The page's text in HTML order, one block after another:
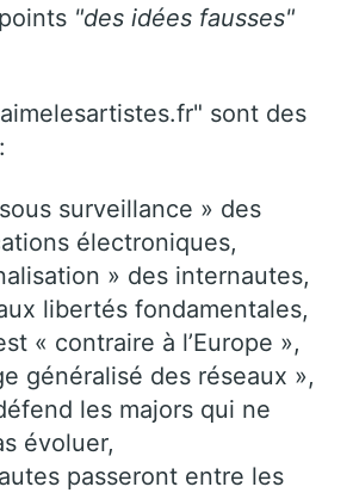
"des idées fausses"
sont des
surveillance » des
électroniques,
» des internautes,
libertés fondamentales,
« contraire à l’Europe »,
généralisé des réseaux »,
les majors qui ne
évoluer,
passeront entre les